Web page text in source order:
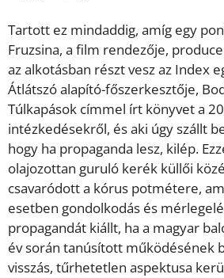
Tartott ez mindaddig, amíg egy
Fruzsina, a film rendezője,
az alkotásban részt vesz az Index
Átlátszó alapító-főszerkesztője,
Túlkapások címmel írt könyvet a
intézkedésekről, és aki úgy szállt
hogy ha propaganda lesz, kilép.
olajozottan guruló kerék küllői
csavaródott a kórus potmétere,
esetben gondolkodás és
propagandát kiállt, ha a magyar
év során tanúsított működésének
visszás, tűrhetetlen aspektusa